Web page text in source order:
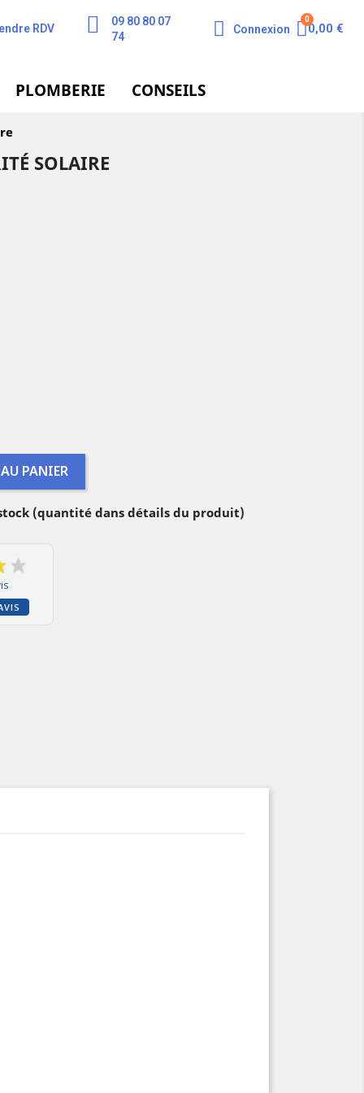
RDV
09 80 80 07
74
Connexion 0,00 €
PLOMBERIE CONSEILS
SOLAIRE
PANIER
(quantité dans détails du produit)